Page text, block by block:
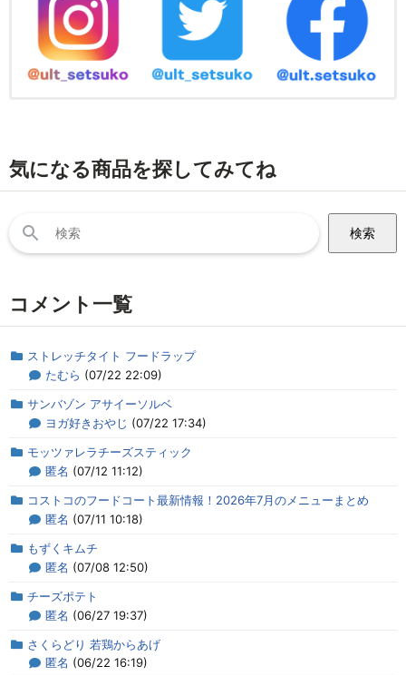
気になる商品を探してみてね
索:
コメント一覧
ストレッチタイト フードラップ
たむら (07/22 22:09)
サンバゾン アサイーソルベ
ヨガ好きおやじ (07/22 17:34)
モッツァレラチーズスティック
匿名 (07/12 11:12)
コストコのフードコート最新情報！2026年7月のメニューまとめ
匿名 (07/11 10:18)
もずくキムチ
匿名 (07/08 12:50)
チーズポテト
匿名 (06/27 19:37)
さくらどり 若鶏からあげ
匿名 (06/22 16:19)